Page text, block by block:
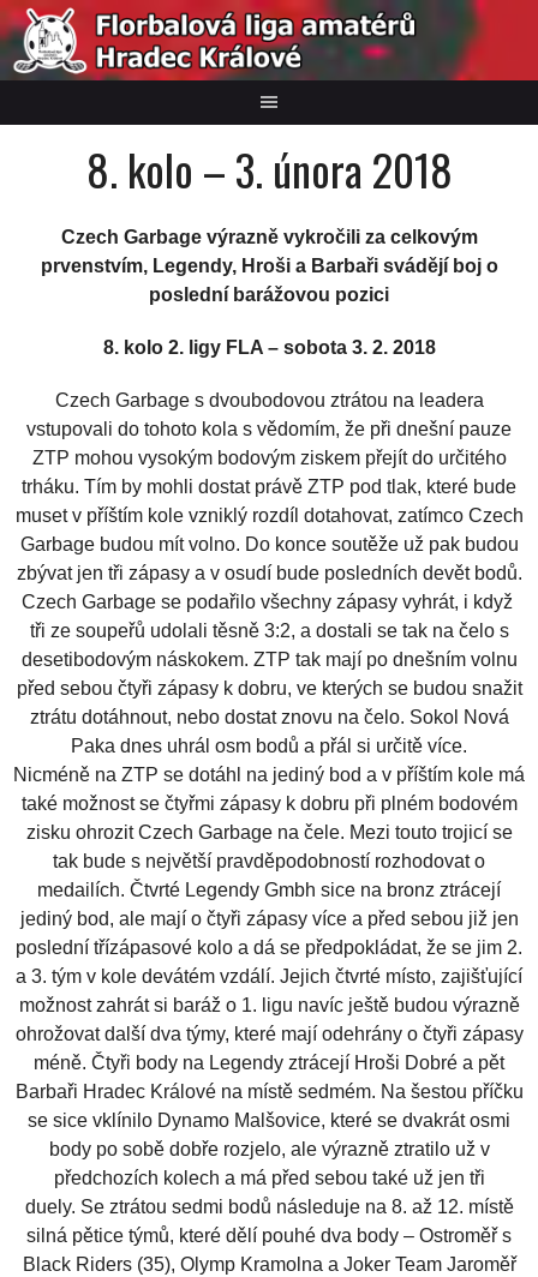
Skip
to
content
8. kolo – 3. února 2018
Czech Garbage výrazně vykročili za celkovým
prvenstvím, Legendy, Hroši a Barbaři svádějí boj o
poslední barážovou pozici
8. kolo 2. ligy FLA – sobota 3. 2. 2018
Czech Garbage s dvoubodovou ztrátou na leadera
vstupovali do tohoto kola s vědomím, že při dnešní pauze
ZTP mohou vysokým bodovým ziskem přejít do určitého
trháku. Tím by mohli dostat právě ZTP pod tlak, které bude
muset v příštím kole vzniklý rozdíl dotahovat, zatímco Czech
Garbage budou mít volno. Do konce soutěže už pak budou
zbývat jen tři zápasy a v osudí bude posledních devět bodů.
Czech Garbage se podařilo všechny zápasy vyhrát, i když
tři ze soupeřů udolali těsně 3:2, a dostali se tak na čelo s
desetibodovým náskokem. ZTP tak mají po dnešním volnu
před sebou čtyři zápasy k dobru, ve kterých se budou snažit
ztrátu dotáhnout, nebo dostat znovu na čelo. Sokol Nová
Paka dnes uhrál osm bodů a přál si určitě více.
Nicméně na ZTP se dotáhl na jediný bod a v příštím kole má
také možnost se čtyřmi zápasy k dobru při plném bodovém
zisku ohrozit Czech Garbage na čele. Mezi touto trojicí se
tak bude s největší pravděpodobností rozhodovat o
medailích. Čtvrté Legendy Gmbh sice na bronz ztrácejí
jediný bod, ale mají o čtyři zápasy více a před sebou již jen
poslední třízápasové kolo a dá se předpokládat, že se jim 2.
a 3. tým v kole devátém vzdálí. Jejich čtvrté místo, zajišťující
možnost zahrát si baráž o 1. ligu navíc ještě budou výrazně
ohrožovat další dva týmy, které mají odehrány o čtyři zápasy
méně. Čtyři body na Legendy ztrácejí Hroši Dobré a pět
Barbaři Hradec Králové na místě sedmém. Na šestou příčku
se sice vklínilo Dynamo Malšovice, které se dvakrát osmi
body po sobě dobře rozjelo, ale výrazně ztratilo už v
předchozích kolech a má před sebou také už jen tři
duely. Se ztrátou sedmi bodů následuje na 8. až 12. místě
silná pětice týmů, které dělí pouhé dva body – Ostroměř s
Black Riders (35), Olymp Kramolna a Joker Team Jaroměř